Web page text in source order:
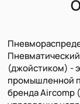
(джойстиком) -
промышленной
бренда Aircomp